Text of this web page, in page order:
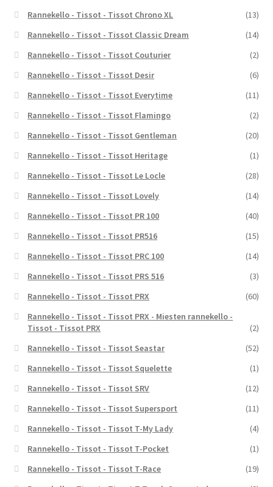
Rannekello - Tissot - Tissot Chrono XL
(13)
Rannekello - Tissot - Tissot Classic Dream
(14)
Rannekello - Tissot - Tissot Couturier
(2)
Rannekello - Tissot - Tissot Desir
(6)
Rannekello - Tissot - Tissot Everytime
(11)
Rannekello - Tissot - Tissot Flamingo
(2)
Rannekello - Tissot - Tissot Gentleman
(20)
Rannekello - Tissot - Tissot Heritage
(1)
Rannekello - Tissot - Tissot Le Locle
(28)
Rannekello - Tissot - Tissot Lovely
(14)
Rannekello - Tissot - Tissot PR 100
(40)
Rannekello - Tissot - Tissot PR516
(15)
Rannekello - Tissot - Tissot PRC 100
(14)
Rannekello - Tissot - Tissot PRS 516
(3)
Rannekello - Tissot - Tissot PRX
(60)
Rannekello - Tissot - Tissot PRX - Miesten rannekello -
Tissot - Tissot PRX
(2)
Rannekello - Tissot - Tissot Seastar
(52)
Rannekello - Tissot - Tissot Squelette
(1)
Rannekello - Tissot - Tissot SRV
(12)
Rannekello - Tissot - Tissot Supersport
(11)
Rannekello - Tissot - Tissot T-My Lady
(4)
Rannekello - Tissot - Tissot T-Pocket
(1)
Rannekello - Tissot - Tissot T-Race
(19)